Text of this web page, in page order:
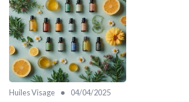
Huiles Visage • 04/04/2025